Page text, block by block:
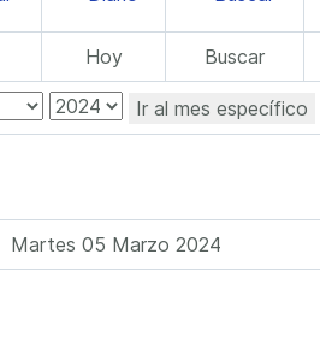
Hoy Buscar
Ir al mes específico
Martes 05 Marzo 2024